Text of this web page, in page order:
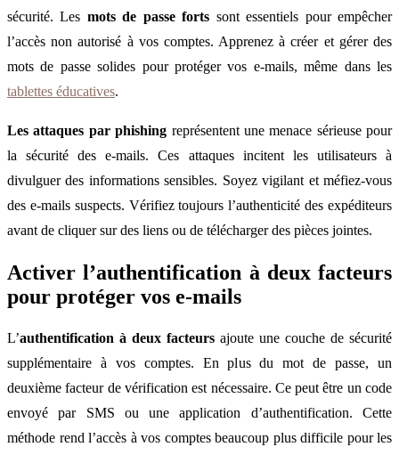
sécurité. Les mots de passe forts sont essentiels pour empêcher
l’accès non autorisé à vos comptes. Apprenez à créer et gérer des
mots de passe solides pour protéger vos e-mails, même dans les
tablettes éducatives.
Les attaques par phishing représentent une menace sérieuse pour
la sécurité des e-mails. Ces attaques incitent les utilisateurs à
divulguer des informations sensibles. Soyez vigilant et méfiez-vous
des e-mails suspects. Vérifiez toujours l’authenticité des expéditeurs
avant de cliquer sur des liens ou de télécharger des pièces jointes.
Activer l’authentification à deux facteurs
pour protéger vos e-mails
L’authentification à deux facteurs ajoute une couche de sécurité
supplémentaire à vos comptes. En plus du mot de passe, un
deuxième facteur de vérification est nécessaire. Ce peut être un code
envoyé par SMS ou une application d’authentification. Cette
méthode rend l’accès à vos comptes beaucoup plus difficile pour les